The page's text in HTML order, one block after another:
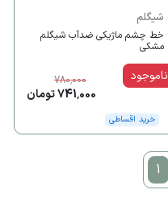
شیگلم
خط چشم ماژیکی ضدآب شیگلم
مشکی
780,000
741,000 تومان
خرید اقساطی
ناموجود
1